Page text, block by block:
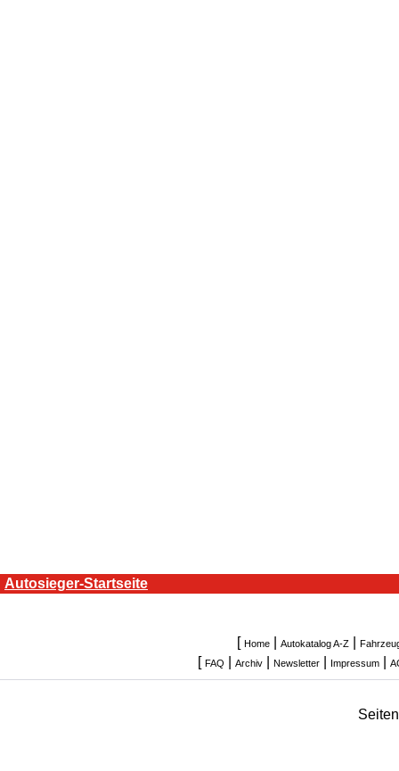
Autosieger-Startseite
[ Home| Autokatalog A-Z|
[ FAQ Archiv Newsletter Impressum